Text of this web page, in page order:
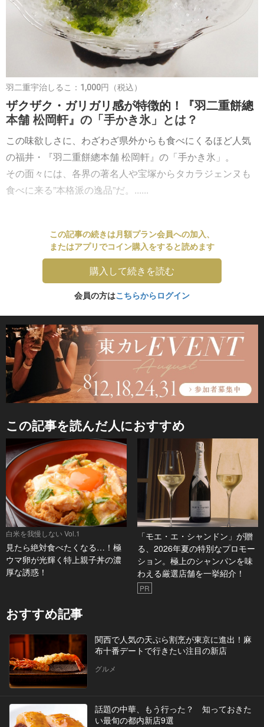
羽二重宇治しるこ：1,000円（税込）
ザクザク・ガリガリ感が特徴的！『羽二重餅總
本舗 松岡軒』の「手かき氷」とは？
この味欲しさに、わざわざ県外からも食べにくるほど人気
の福井・『羽二重餅總本舗 松岡軒』の「手かき氷」。
その面々には、各界の著名人や宝塚からタカラジェンヌも
食べに来る”本格派の逸品”だ。......
この記事の続きは月額プラン会員への加入、
またはアプリでコイン購入をすると読めます
購入して続きを読む
会員の方はこちらからログイン
この記事を読んだ人におすすめ
白米を我慢しない Vol.1
見たら絶対食べたくなる…！極
ウマ卵が光輝く特上親子丼の濃
厚な誘惑！
「モエ・エ・シャンドン」が贈
る、2026年夏の特別なプロモー
ション。極上のシャンパンを味
わえる厳選店舗を一挙紹介！
PR
おすすめ記事
関西で人気の天ぷら割烹が東京に進出！麻
布十番デートで行きたい注目の新店
グルメ
話題の中華、もう行った？ 知っておきた
い最旬の都内新店9選